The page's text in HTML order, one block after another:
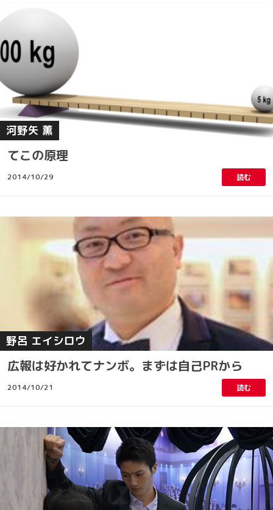
河野矢 薫
てこの原理
2014/10/29 読む
野呂 エイシロウ
広報は好かれてナンボ。まずは自己PRから
2014/10/21 読む